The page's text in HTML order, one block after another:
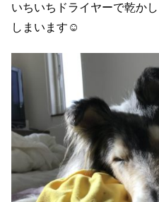
いちいちドライヤーで乾か
しまいます☺️